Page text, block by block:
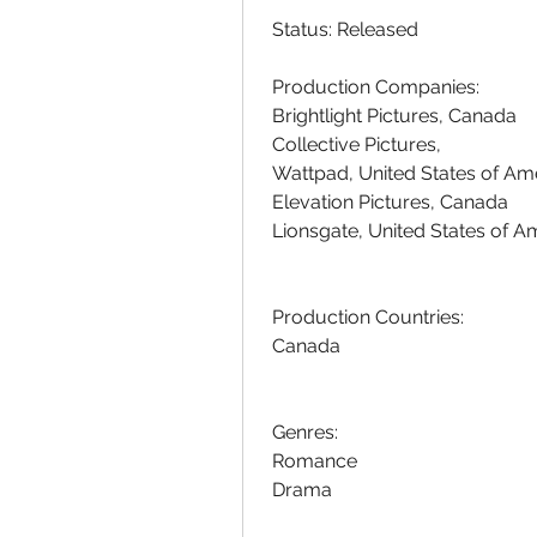
Status: Released
Production Companies:
Brightlight Pictures, Canada
Collective Pictures,
Wattpad, United States of
Elevation Pictures, Canada
Lionsgate, United States of
Production Countries:
Canada
Genres:
Romance
Drama